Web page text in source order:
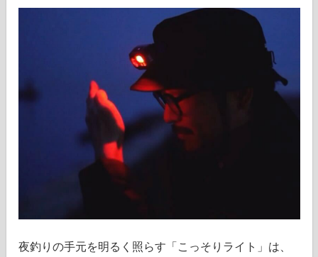
夜釣りの手元を明るく照らす「こっそりライト」は、